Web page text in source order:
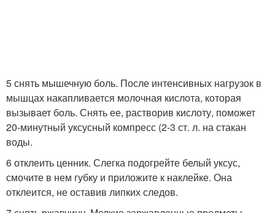
5 снять мышечную боль. После интенсивных нагрузок в
мышцах накапливается молочная кислота, которая
вызывает боль. Снять ее, растворив кислоту, поможет
20-минутный уксусный компресс (2-3 ст. л. на стакан
воды.
6 отклеить ценник. Слегка подогрейте белый уксус,
смочите в нем губку и приложите к наклейке. Она
отклеится, не оставив липких следов.